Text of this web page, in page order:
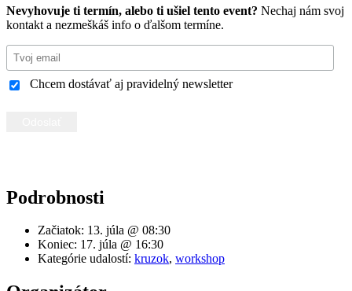
Nevyhovuje ti termín, alebo ti ušiel tento event? Nechaj nám svoj
kontakt a nezmeškáš info o ďalšom termíne.
Chcem dostávať aj pravidelný newsletter
Podrobnosti
Začiatok: 13. júla @ 08:30
Koniec: 17. júla @ 16:30
Kategórie udalostí: kruzok, workshop